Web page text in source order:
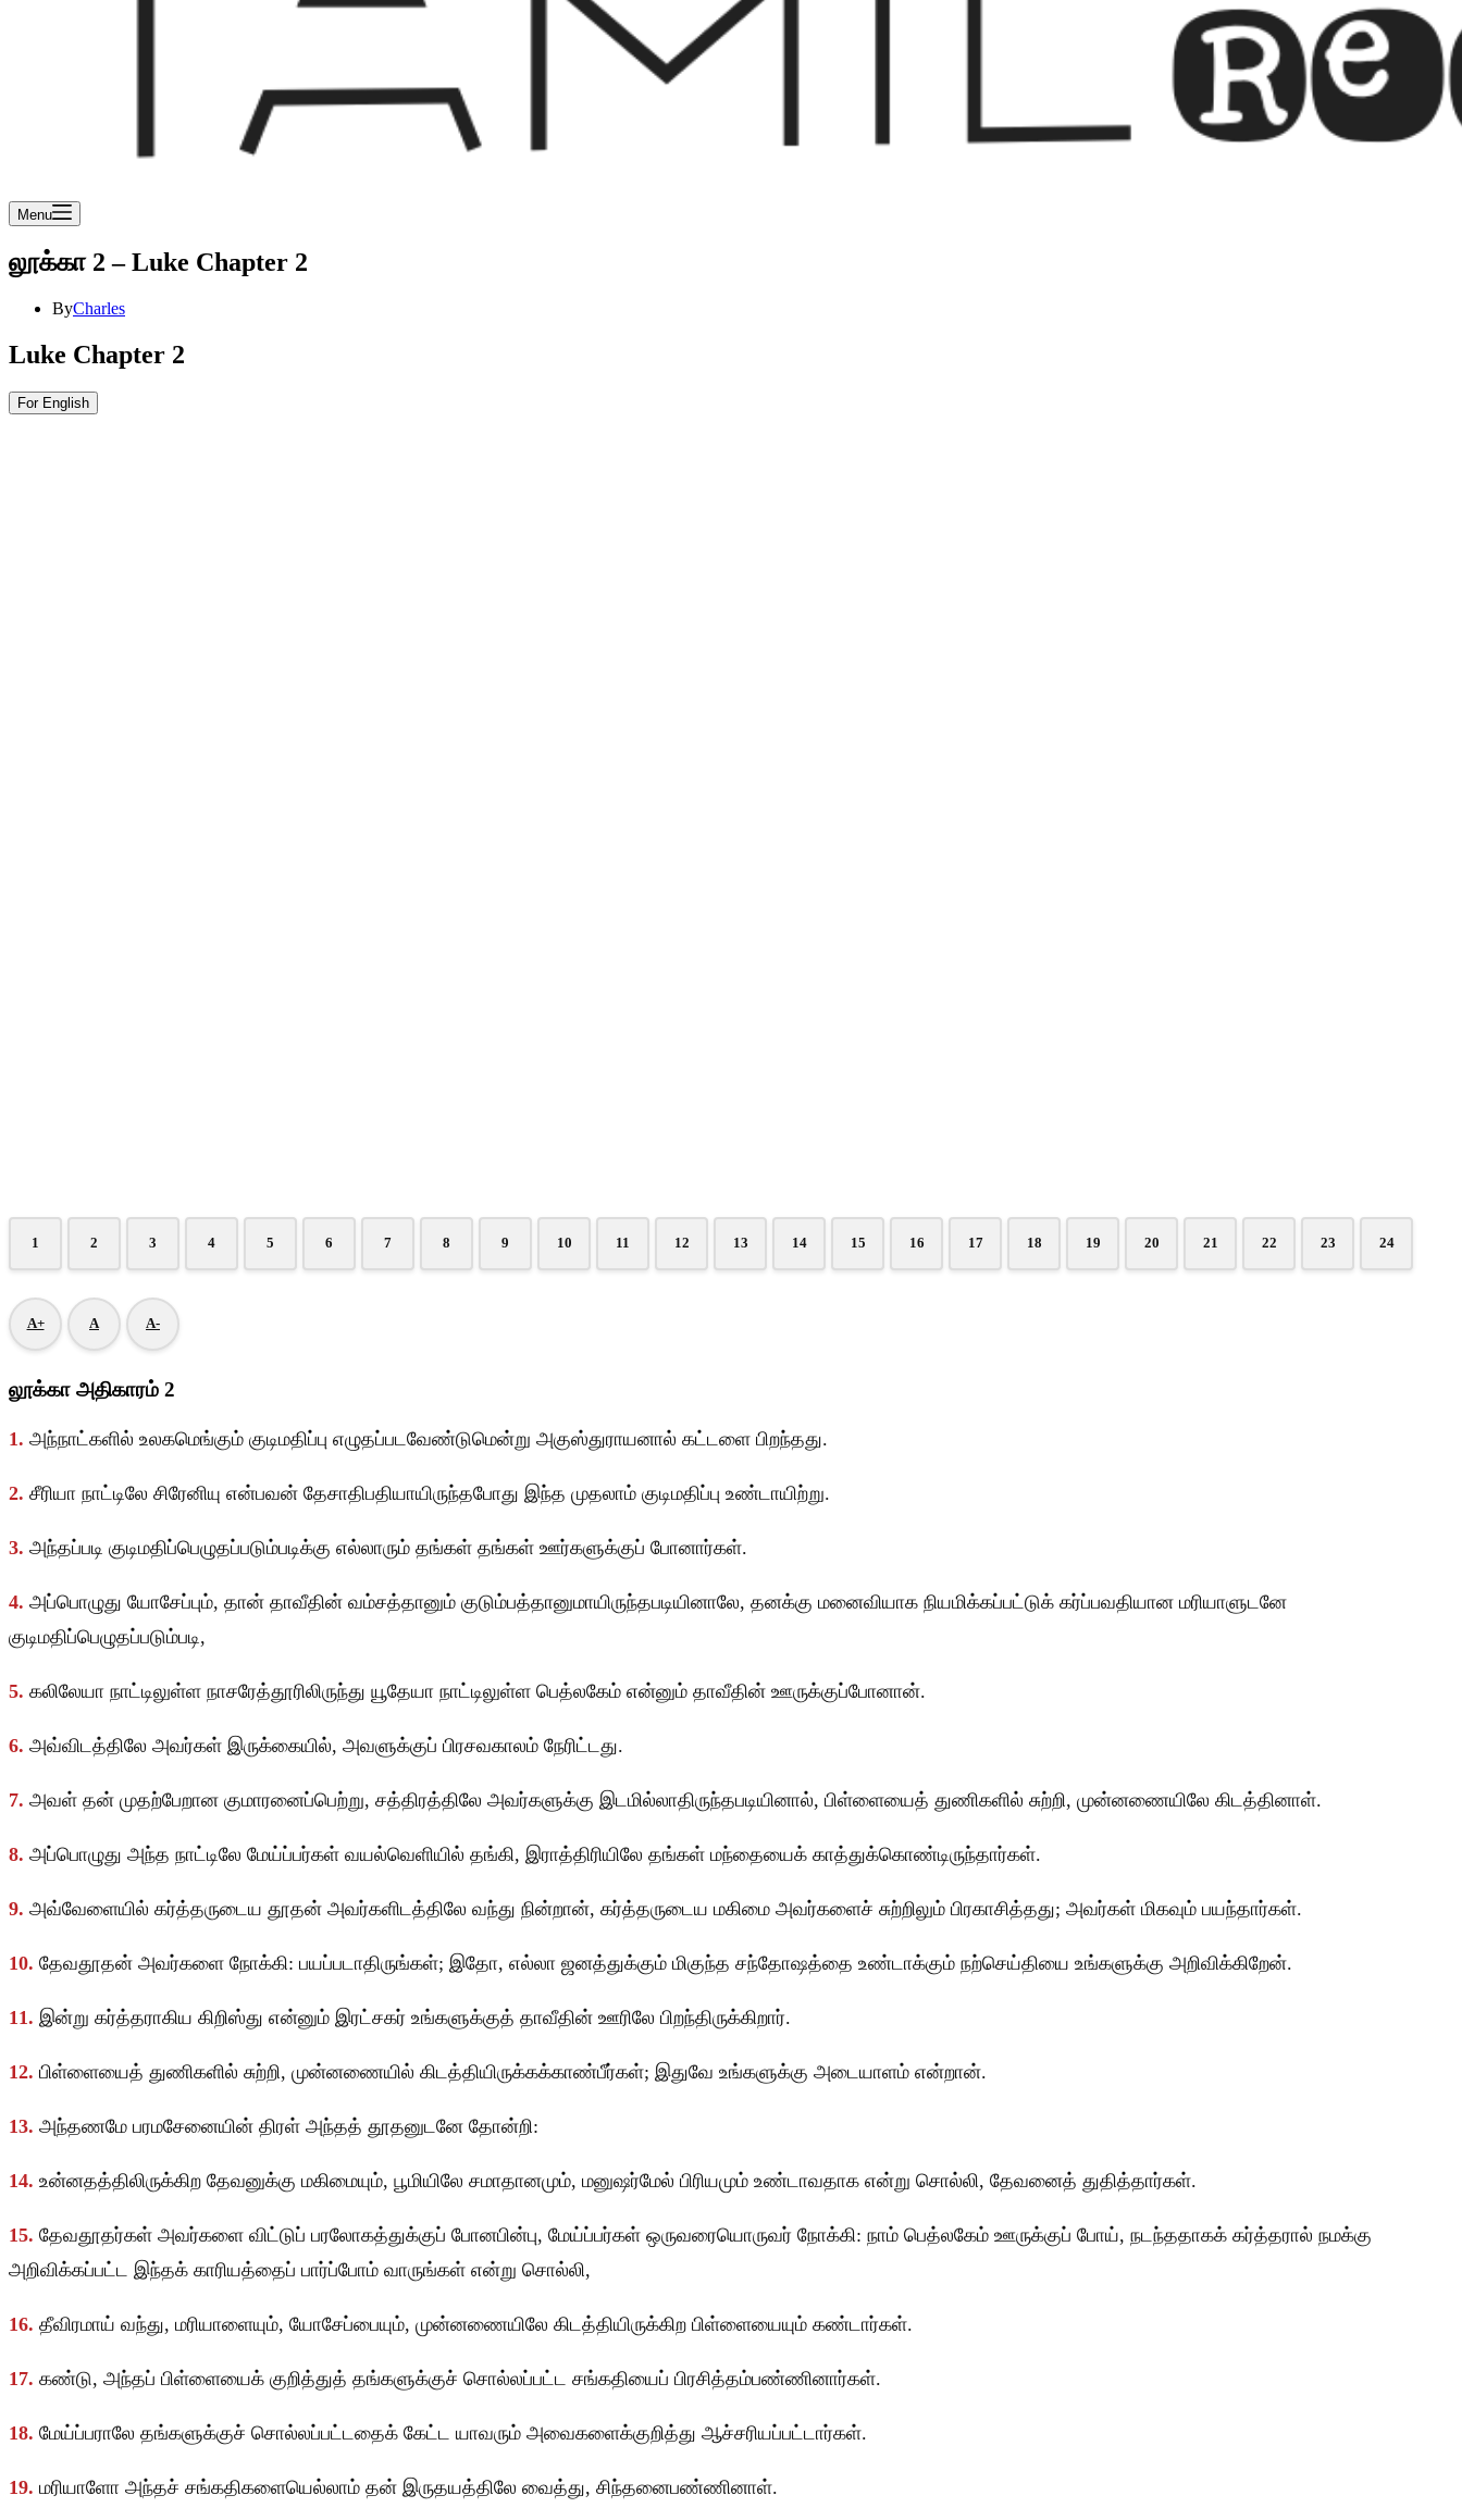
Menu
லூக்கா 2 – Luke Chapter 2
ByCharles
Luke Chapter 2
For English
1 2 3 4 5 6 7 8 9 10 11 12 13 14 15 16 17 18 19 20 21 22 23 24
A+ A A-
லூக்கா அதிகாரம் 2
1. அந்நாட்களில் உலகமெங்கும் குடிமதிப்பு எழுதப்படவேண்டுமென்று அகுஸ்துராயனால் கட்டளை பிறந்தது.
2. சீரியா நாட்டிலே சிரேனியு என்பவன் தேசாதிபதியாயிருந்தபோது இந்த முதலாம் குடிமதிப்பு உண்டாயிற்று.
3. அந்தப்படி குடிமதிப்பெழுதப்படும்படிக்கு எல்லாரும் தங்கள் தங்கள் ஊர்களுக்குப் போனார்கள்.
4. அப்பொழுது யோசேப்பும், தான் தாவீதின் வம்சத்தானும் குடும்பத்தானுமாயிருந்தபடியினாலே, தனக்கு மனைவியாக நியமிக்கப்பட்டுக் கர்ப்பவதியான மரியாளுடனே
குடிமதிப்பெழுதப்படும்படி,
5. கலிலேயா நாட்டிலுள்ள நாசரேத்தூரிலிருந்து யூதேயா நாட்டிலுள்ள பெத்லகேம் என்னும் தாவீதின் ஊருக்குப்போனான்.
6. அவ்விடத்திலே அவர்கள் இருக்கையில், அவளுக்குப் பிரசவகாலம் நேரிட்டது.
7. அவள் தன் முதற்பேறான குமாரனைப்பெற்று, சத்திரத்திலே அவர்களுக்கு இடமில்லாதிருந்தபடியினால், பிள்ளையைத் துணிகளில் சுற்றி, முன்னணையிலே கிடத்தினாள்.
8. அப்பொழுது அந்த நாட்டிலே மேய்ப்பர்கள் வயல்வெளியில் தங்கி, இராத்திரியிலே தங்கள் மந்தையைக் காத்துக்கொண்டிருந்தார்கள்.
9. அவ்வேளையில் கர்த்தருடைய தூதன் அவர்களிடத்திலே வந்து நின்றான், கர்த்தருடைய மகிமை அவர்களைச் சுற்றிலும் பிரகாசித்தது; அவர்கள் மிகவும் பயந்தார்கள்.
10. தேவதூதன் அவர்களை நோக்கி: பயப்படாதிருங்கள்; இதோ, எல்லா ஜனத்துக்கும் மிகுந்த சந்தோஷத்தை உண்டாக்கும் நற்செய்தியை உங்களுக்கு அறிவிக்கிறேன்.
11. இன்று கர்த்தராகிய கிறிஸ்து என்னும் இரட்சகர் உங்களுக்குத் தாவீதின் ஊரிலே பிறந்திருக்கிறார்.
12. பிள்ளையைத் துணிகளில் சுற்றி, முன்னணையில் கிடத்தியிருக்கக்காண்பீர்கள்; இதுவே உங்களுக்கு அடையாளம் என்றான்.
13. அந்தணமே பரமசேனையின் திரள் அந்தத் தூதனுடனே தோன்றி:
14. உன்னதத்திலிருக்கிற தேவனுக்கு மகிமையும், பூமியிலே சமாதானமும், மனுஷர்மேல் பிரியமும் உண்டாவதாக என்று சொல்லி, தேவனைத் துதித்தார்கள்.
15. தேவதூதர்கள் அவர்களை விட்டுப் பரலோகத்துக்குப் போனபின்பு, மேய்ப்பர்கள் ஒருவரையொருவர் நோக்கி: நாம் பெத்லகேம் ஊருக்குப் போய், நடந்ததாகக் கர்த்தரால் நமக்கு
அறிவிக்கப்பட்ட இந்தக் காரியத்தைப் பார்ப்போம் வாருங்கள் என்று சொல்லி,
16. தீவிரமாய் வந்து, மரியாளையும், யோசேப்பையும், முன்னணையிலே கிடத்தியிருக்கிற பிள்ளையையும் கண்டார்கள்.
17. கண்டு, அந்தப் பிள்ளையைக் குறித்துத் தங்களுக்குச் சொல்லப்பட்ட சங்கதியைப் பிரசித்தம்பண்ணினார்கள்.
18. மேய்ப்பராலே தங்களுக்குச் சொல்லப்பட்டதைக் கேட்ட யாவரும் அவைகளைக்குறித்து ஆச்சரியப்பட்டார்கள்.
19. மரியாளோ அந்தச் சங்கதிகளையெல்லாம் தன் இருதயத்திலே வைத்து, சிந்தனைபண்ணினாள்.